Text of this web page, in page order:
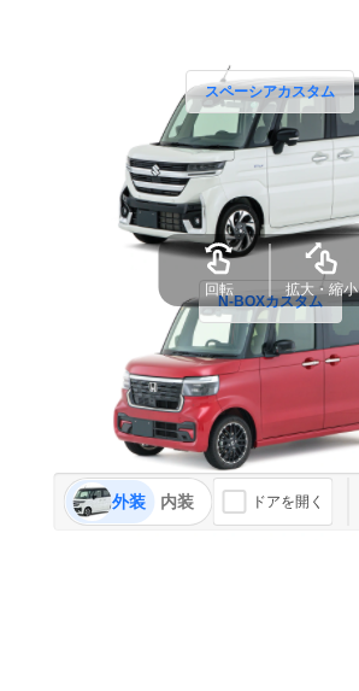
スペーシアカスタム
N-BOXカスタム
外装 内装 ドアを開く
回転 拡大・縮小